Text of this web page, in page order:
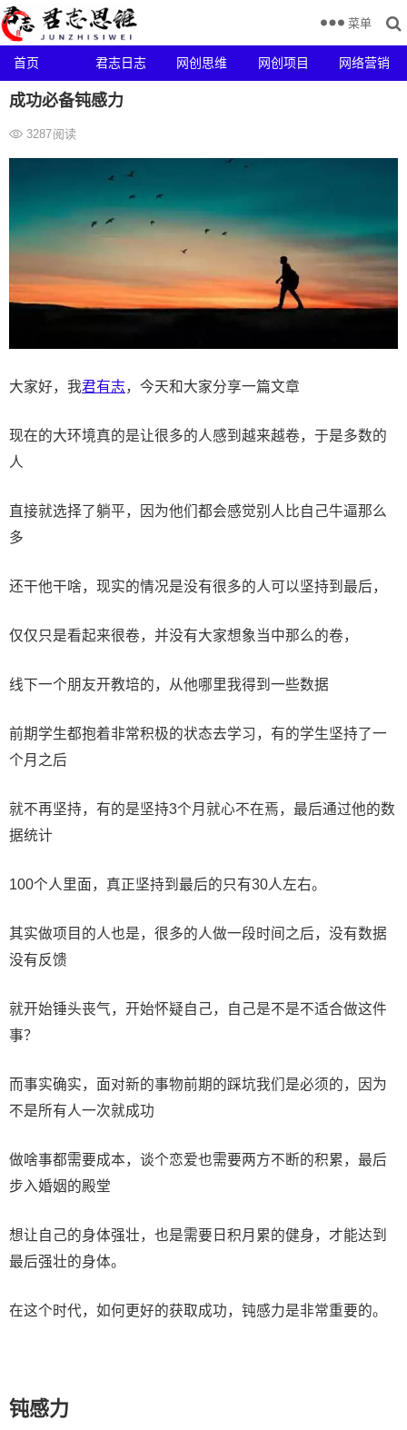
首页 君志日志 网创思维 网创项目 网络营销
菜单
成功必备钝感力
3287阅读
大家好，我君有志，今天和大家分享一篇文章
现在的大环境真的是让很多的人感到越来越卷，于是多数的
人
直接就选择了躺平，因为他们都会感觉别人比自己牛逼那么
多
还干他干啥，现实的情况是没有很多的人可以坚持到最后，
仅仅只是看起来很卷，并没有大家想象当中那么的卷，
线下一个朋友开教培的，从他哪里我得到一些数据
前期学生都抱着非常积极的状态去学习，有的学生坚持了一
个月之后
就不再坚持，有的是坚持3个月就心不在焉，最后通过他的数
据统计
100个人里面，真正坚持到最后的只有30人左右。
其实做项目的人也是，很多的人做一段时间之后，没有数据
没有反馈
就开始锤头丧气，开始怀疑自己，自己是不是不适合做这件
事？
而事实确实，面对新的事物前期的踩坑我们是必须的，因为
不是所有人一次就成功
做啥事都需要成本，谈个恋爱也需要两方不断的积累，最后
步入婚姻的殿堂
想让自己的身体强壮，也是需要日积月累的健身，才能达到
最后强壮的身体。
在这个时代，如何更好的获取成功，钝感力是非常重要的。
钝感力